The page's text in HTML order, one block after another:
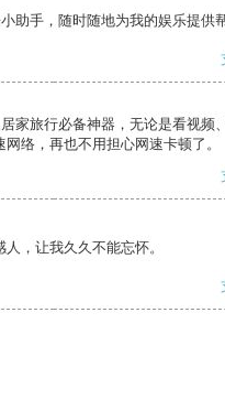
助手，随时随地为我的娱乐提供帮
家旅行必备神器，无论是看视频
络，再也不用担心网速卡顿了。
，让我久久不能忘怀。